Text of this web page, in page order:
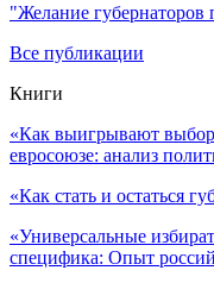
"Желание губернаторов
Все публикации
Книги
«Как выигрывают
евросоюзе: анализ
«Как стать и остаться
«Универсальные
специфика: Опыт